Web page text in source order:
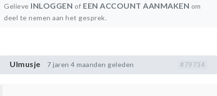
Gelieve INLOGGEN of EEN ACCOUNT AANMAKEN om
deel te nemen aan het gesprek.
Ulmusje 7 jaren 4 maanden geleden #79734